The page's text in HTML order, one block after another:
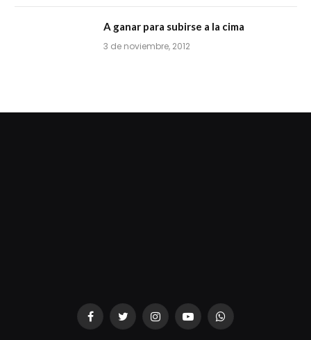
A ganar para subirse a la cima
3 de noviembre, 2012
FacebookTwitterInstagramYouTubeWhatsApp